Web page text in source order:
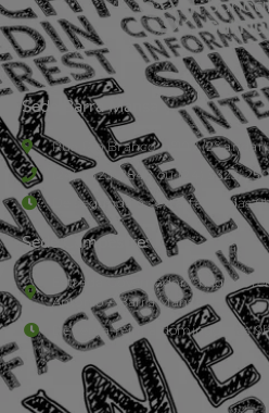
Sede Barra Mansa
Rua Rio Branco, nº107 (2º
(24) 3323-2848 ou (24) 3323-
De segunda à sexta-feira , das
Sede Campestre:
Estrada Governador Chagas
Antônio – Barra Mansa
De terça-feira a domingo, das